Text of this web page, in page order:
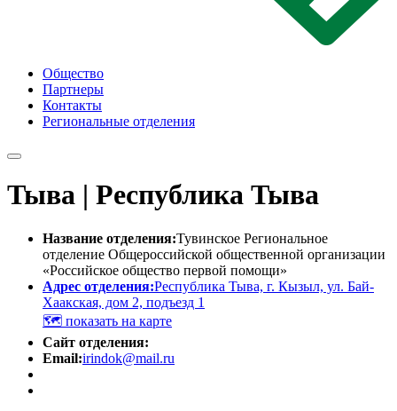
Общество
Партнеры
Контакты
Региональные отделения
Тыва | Республика Тыва
Название отделения:Тувинское Региональное
отделение Общероссийской общественной организации
«Российское общество первой помощи»
Адрес отделения:Республика Тыва, г. Кызыл, ул. Бай-
Хаакская, дом 2, подъезд 1
🗺 показать на карте
Сайт отделения:
Email:irindok@mail.ru